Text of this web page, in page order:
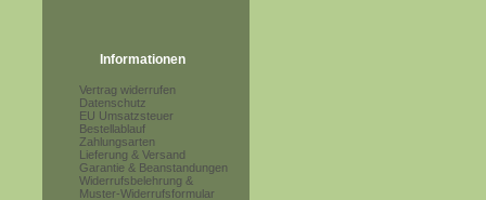
Informationen
Vertrag widerrufen
Datenschutz
EU Umsatzsteuer
Bestellablauf
Zahlungsarten
Lieferung & Versand
Garantie & Beanstandungen
Widerrufsbelehrung &
Muster-Widerrufsformular